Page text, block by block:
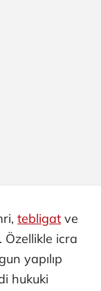
tebligat ve
Özellikle icra
yapılıp
hukuki